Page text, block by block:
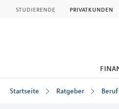
studierende privatkunden
Startseite Ratgeber Beruf